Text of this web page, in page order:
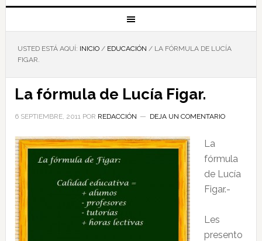
USTED ESTÁ AQUÍ: INICIO / EDUCACIÓN /LA FÓRMULA DE LUCÍA
FIGAR.
La fórmula de Lucía Figar.
6 SEPTIEMBRE, 2011POR REDACCIÓN DEJA UN COMENTARIO
La
fórmula
de Lucía
Figar.-
Les
presento